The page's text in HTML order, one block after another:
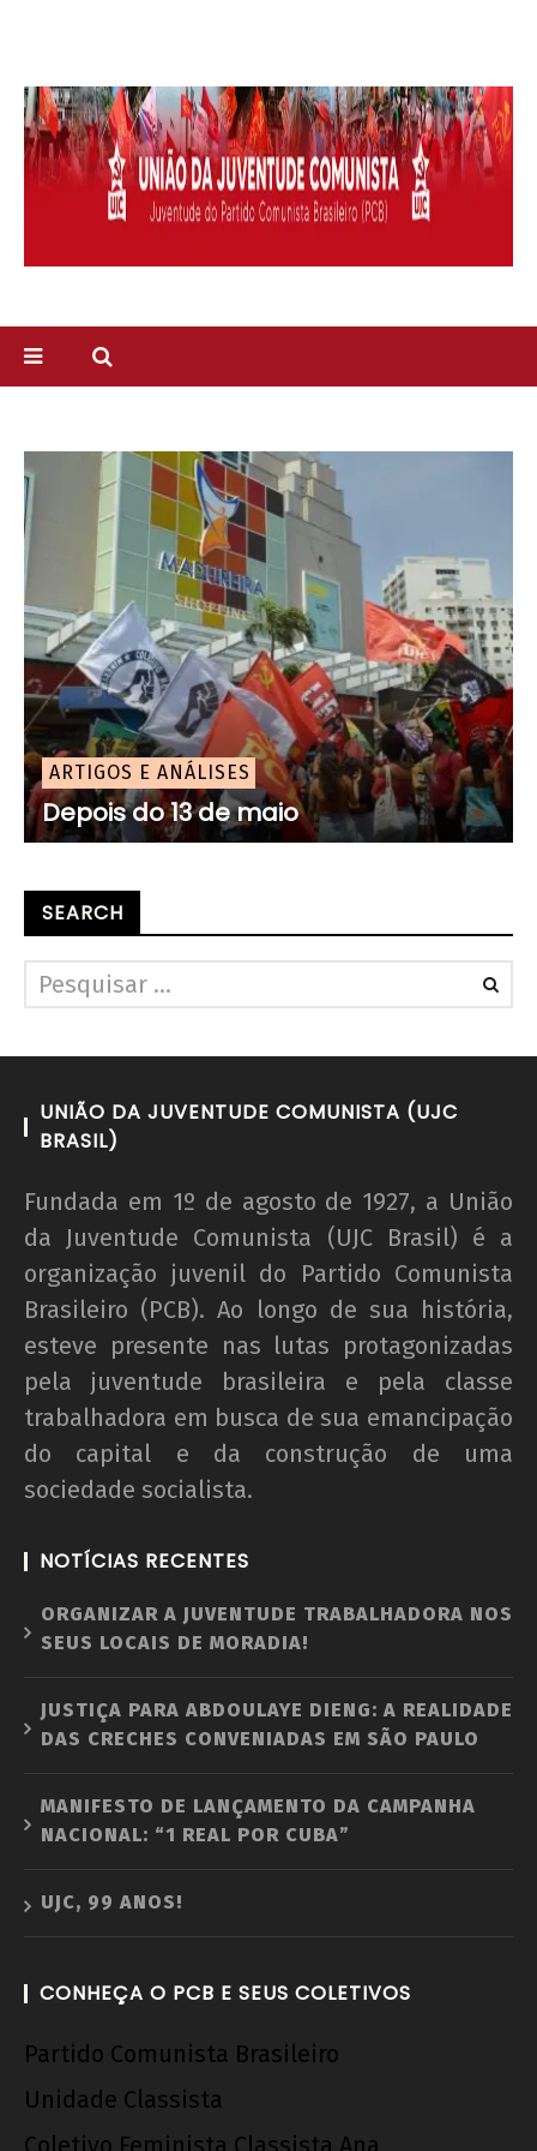
ARTIGOS E ANÁLISES
Depois do 13 de maio
SEARCH
UNIÃO DA JUVENTUDE COMUNISTA (UJC
BRASIL)
Fundada em 1º de agosto de 1927, a União
da Juventude Comunista (UJC Brasil) é a
organização juvenil do Partido Comunista
Brasileiro (PCB). Ao longo de sua história,
esteve presente nas lutas protagonizadas
pela juventude brasileira e pela classe
trabalhadora em busca de sua emancipação
do capital e da construção de uma
sociedade socialista.
NOTÍCIAS RECENTES
ORGANIZAR A JUVENTUDE TRABALHADORA NOS
SEUS LOCAIS DE MORADIA!
JUSTIÇA PARA ABDOULAYE DIENG: A REALIDADE
DAS CRECHES CONVENIADAS EM SÃO PAULO
MANIFESTO DE LANÇAMENTO DA CAMPANHA
NACIONAL: “1 REAL POR CUBA”
UJC, 99 ANOS!
CONHEÇA O PCB E SEUS COLETIVOS
Partido Comunista Brasileiro
Unidade Classista